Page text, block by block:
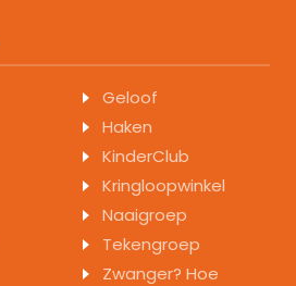
Geloof
Haken
KinderClub
Kringloopwinkel
Naaigroep
Tekengroep
Zwanger? Hoe